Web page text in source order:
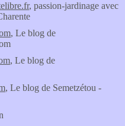
, passion-jardinage avec
, Le blog de
, Le blog de
, Le blog de Semetzétou -